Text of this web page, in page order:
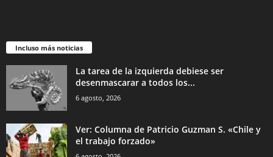
Incluso más noticias
La tarea de la izquierda debiese ser
desenmascarar a todos los...
6 agosto, 2026
Ver: Columna de Patricio Guzman S. «Chile y
el trabajo forzado»